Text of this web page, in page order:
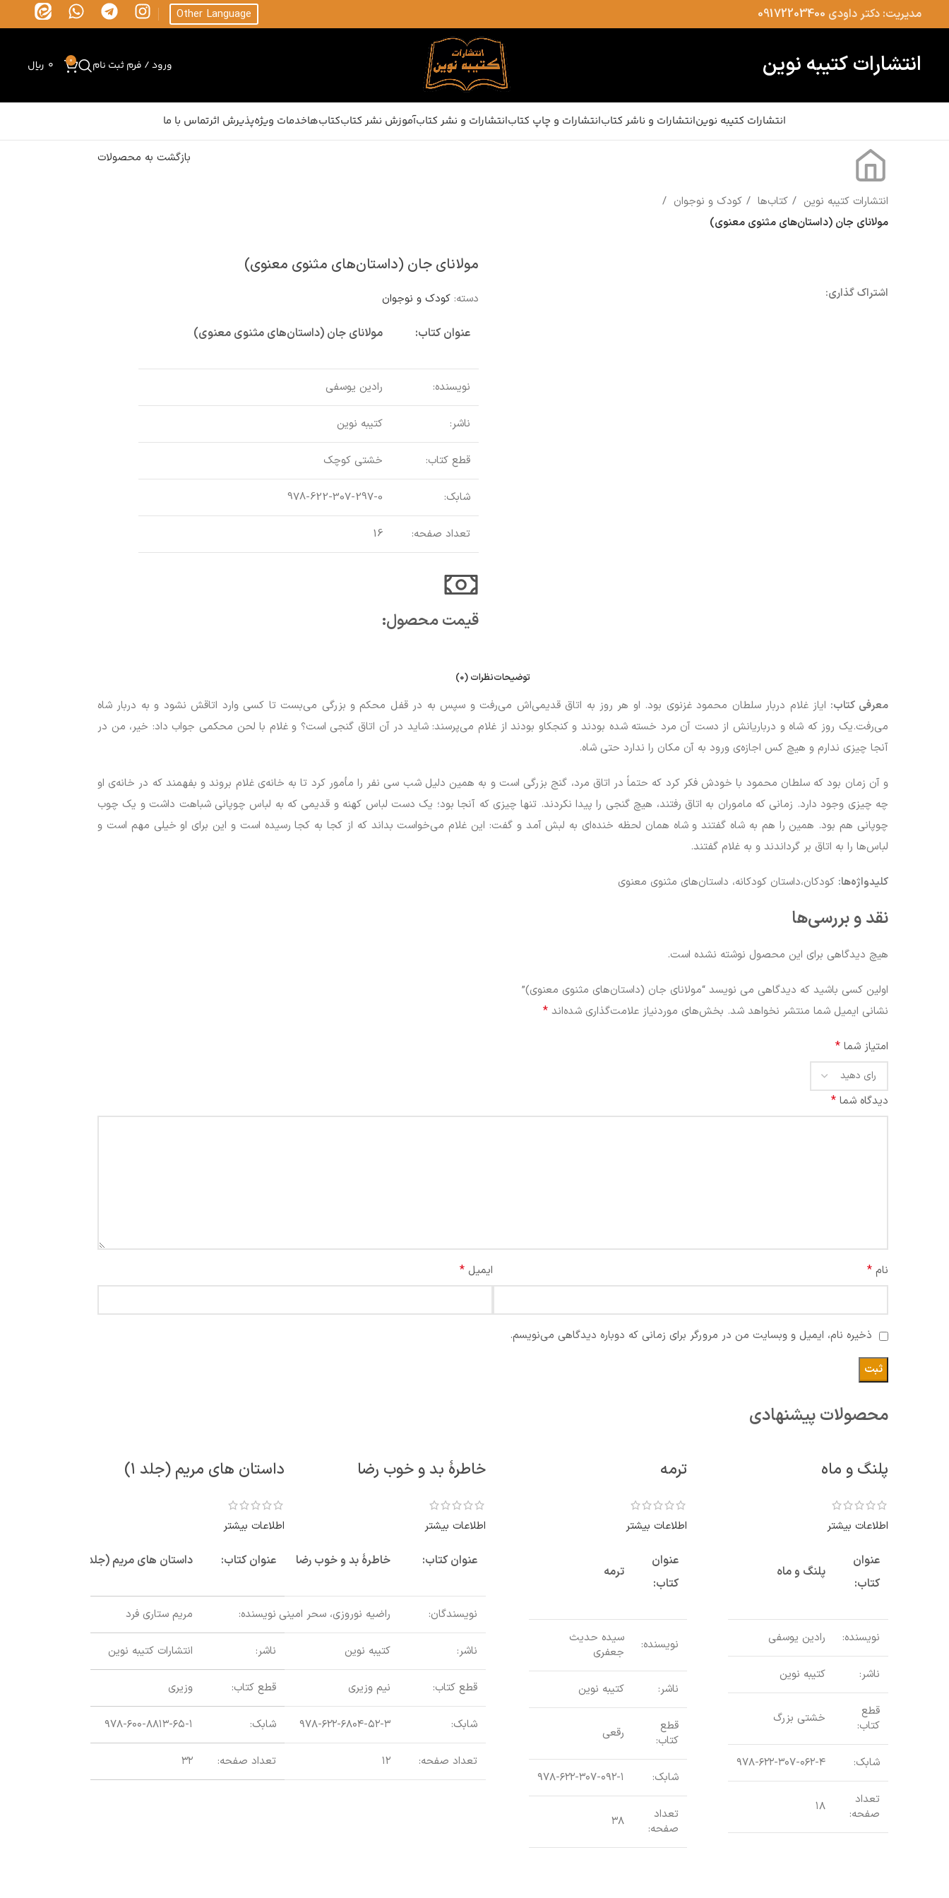
مدیریت: دکتر داودی 09172203400
Other Language
انتشارات کتیبه نوین ورود / فرم ثبت نام 0 ریال 0
انتشارات کتیبه نوینانتشارات و ناشر کتابانتشارات و چاپ کتابانتشارات و نشر کتابآموزش نشر کتابکتاب‌هاخدمات ویژهپذیرش اثرتماس با ما
انتشارات کتیبه نوین کتاب‌ها
کودک و نوجوان
مولانای جان (داستان‌های مثنوی معنوی)
بازگشت به محصولات
اشتراک گذاری:
مولانای جان (داستان‌های مثنوی معنوی)
دسته: کودک و نوجوان
عنوان کتاب: مولانای جان (داستان‌های مثنوی معنوی)
نویسنده: رادین یوسفی
ناشر: کتیبه نوین
قطع کتاب: خشتی کوچک
شابک: 978-622-307-297-0
تعداد صفحه: 16
قیمت محصول:​
توضیحاتنظرات (0)
معرفی کتاب: ایاز غلام دربار سلطان محمود غزنوی بود. او هر روز به اتاق قدیمی‌اش می‌رفت و سپس به در قفل محکم و بزرگی می‌بست تا کسی وارد اتاقش نشود و به دربار شاه
می‌رفت.یک روز که شاه و درباریانش از دست آن مرد خسته شده بودند و کنجکاو بودند از غلام می‌پرسند: شاید در آن اتاق گنجی است؟ و غلام با لحن محکمی جواب داد: خیر، من در
آنجا چیزی ندارم و هیچ کس اجازه‌ی ورود به آن مکان را ندارد حتی شاه.
و آن زمان بود که سلطان محمود با خودش فکر کرد که حتماً در اتاق مرد، گنج بزرگی است و به همین دلیل شب سی نفر را مأمور کرد تا به خانه‌ی غلام بروند و بفهمند که در خانه‌ی او
چه چیزی وجود دارد. زمانی که ماموران به اتاق رفتند، هیچ گنجی را پیدا نکردند. تنها چیزی که آنجا بود؛ یک دست لباس کهنه و قدیمی که به لباس چوپانی شباهت داشت و یک چوب
چوپانی هم بود. همین را هم به شاه گفتند و شاه همان لحظه خنده‌ای به لبش آمد و گفت: این غلام می‌خواست بداند که از کجا به کجا رسیده است و این برای او خیلی مهم است و
لباس‌ها را به اتاق بر گرداندند و به غلام گفتند.
کلیدواژه‌ها: کودکان،داستان کودکانه، داستان‌های مثنوی معنوی
نقد و بررسی‌ها
هیچ دیدگاهی برای این محصول نوشته نشده است.
اولین کسی باشید که دیدگاهی می نویسد “مولانای جان (داستان‌های مثنوی معنوی)”
نشانی ایمیل شما منتشر نخواهد شد. بخش‌های موردنیاز علامت‌گذاری شده‌اند *
امتیاز شما *
دیدگاه شما *
نام * ایمیل *
ذخیره نام، ایمیل و وبسایت من در مرورگر برای زمانی که دوباره دیدگاهی می‌نویسم.
محصولات پیشنهادی
پلنگ و ماه
اطلاعات بیشتر
عنوان
کتاب:
پلنگ و ماه
نویسنده: رادین یوسفی
ناشر: کتیبه نوین
قطع
کتاب:
خشتی بزرگ
شابک: ۹۷۸-۶۲۲-۳۰۷-۰۶۲-۴
تعداد
صفحه:
۱۸
ترمه
اطلاعات بیشتر
عنوان
کتاب:
ترمه
نویسنده:
سیده حدیث
جعفری
ناشر: کتیبه نوین
قطع
کتاب:
رقعی
شابک: ۹۷۸-۶۲۲-۳۰۷-۰۹۲-۱
تعداد
صفحه:
۳۸
خاطرۀ بد و خوب رضا
اطلاعات بیشتر
عنوان کتاب: خاطرۀ بد و خوب رضا
نویسندگان: راضیه نوروزی، سحر امینی
ناشر: کتیبه نوین
قطع کتاب: نیم وزیری
شابک: ۹۷۸-۶۲۲-۶۸۰۴-۵۲-۳
تعداد صفحه: ۱۲
داستان های مریم (جلد ۱)
اطلاعات بیشتر
عنوان کتاب: داستان های مریم (جلد ۱)
نویسنده: مریم ستاری فرد
ناشر: انتشارات کتیبه نوین
قطع کتاب: وزیری
شابک: ۹۷۸-۶۰۰-۸۸۱۳-۶۵-۱
تعداد صفحه: ۳۲